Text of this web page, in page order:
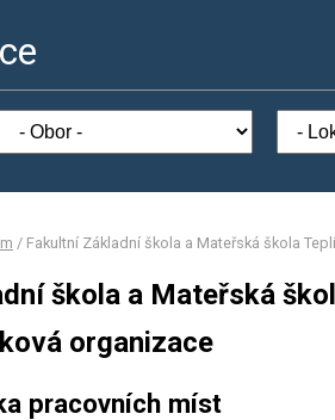
/ Fakultní Základní škola a Mateřská škola
škola a Mateřská
organizace
pracovních míst